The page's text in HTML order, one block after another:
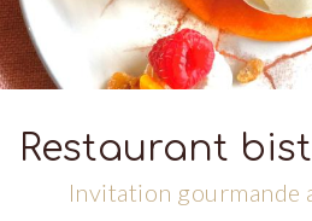
Restaurant
Invitation gourmande